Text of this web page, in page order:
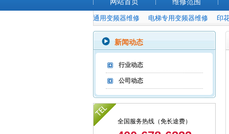
通用变频器维修 电梯专用变频器维修 印
新闻动态
行业动态
公司动态
全国服务热线（免长途费）